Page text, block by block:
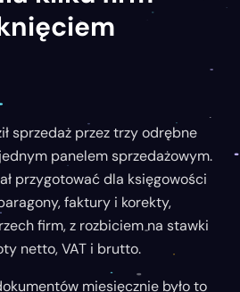
sprzedaż przez trzy odrębne
panelem sprzedażowym.
przygotować dla księgowości
faktury i korekty,
firm, z rozbiciem na stawki
netto, VAT i brutto.
miesięcznie było to